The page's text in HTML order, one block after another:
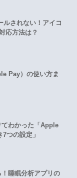
されない！アイコ
応方法は？
Pay）の使い方ま
わかった「Apple
つの設定」
睡眠分析アプリの